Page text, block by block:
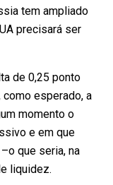
tem ampliado
precisará ser
de 0,25 ponto
como esperado, a
momento o
e em que
que seria, na
liquidez.